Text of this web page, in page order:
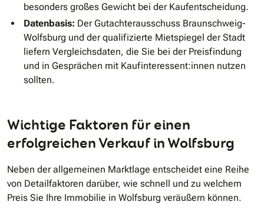
besonders großes Gewicht bei der Kaufentscheidung.
Datenbasis: Der Gutachterausschuss Braunschweig-
Wolfsburg und der qualifizierte Mietspiegel der Stadt
liefern Vergleichsdaten, die Sie bei der Preisfindung
und in Gesprächen mit Kaufinteressent:innen nutzen
sollten.
Wichtige Faktoren für einen
erfolgreichen Verkauf in Wolfsburg
Neben der allgemeinen Marktlage entscheidet eine Reihe
von Detailfaktoren darüber, wie schnell und zu welchem
Preis Sie Ihre Immobilie in Wolfsburg veräußern können.